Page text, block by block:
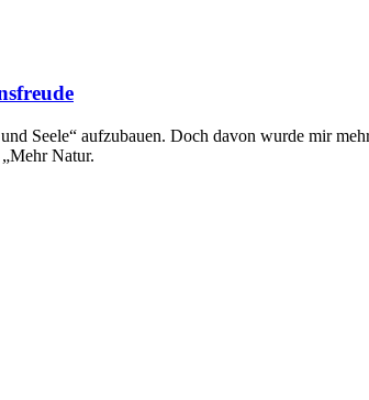
Seele“ aufzubauen. Doch davon wurde mir
Natur.